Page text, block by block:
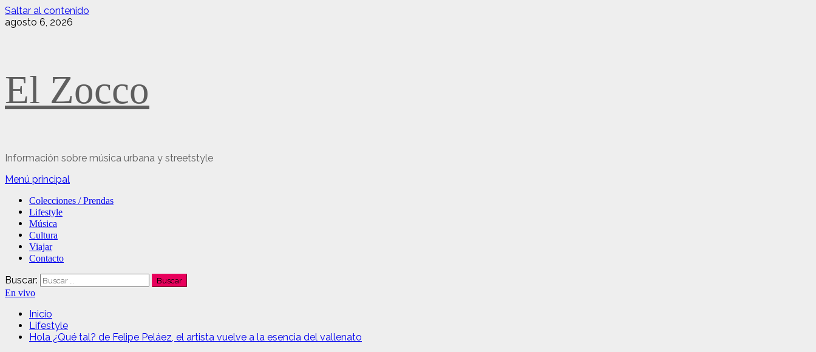
Saltar al contenido
agosto 6, 2026
El Zocco
Información sobre música urbana y streetstyle
Menú principal
Colecciones / Prendas
Lifestyle
Música
Cultura
Viajar
Contacto
Buscar:
En vivo
Inicio
Lifestyle
Hola ¿Qué tal? de Felipe Peláez, el artista vuelve a la esencia del vallenato